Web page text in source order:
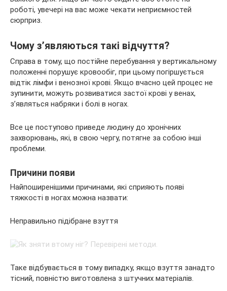
роботі, увечері на вас може чекати неприємностей
сюрприз.
Чому з’являються такі відчуття?
Справа в тому, що постійне перебування у вертикальному
положенні порушує кровообіг, при цьому погіршується
відтік лімфи і венозної крові. Якщо вчасно цей процес не
зупинити, можуть розвиватися застої крові у венах,
з’являться набряки і болі в ногах.
Все це поступово приведе людину до хронічних
захворювань, які, в свою чергу, потягне за собою інші
проблеми.
Причини появи
Найпоширенішими причинами, які сприяють появі
тяжкості в ногах можна назвати:
Неправильно підібране взуття
Таке відбувається в тому випадку, якщо взуття занадто
тісний, повністю виготовлена з штучних матеріалів.